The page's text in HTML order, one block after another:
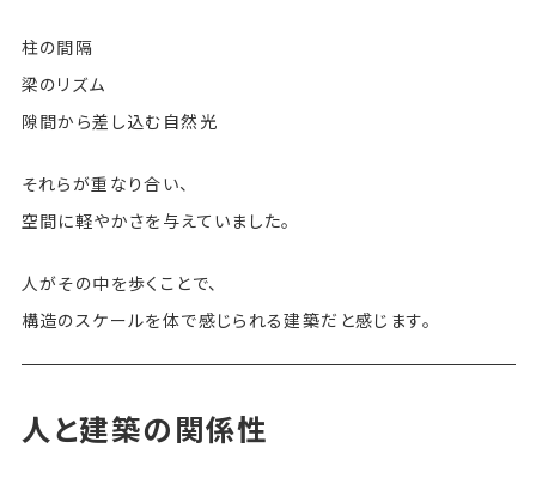
柱の間隔
梁のリズム
隙間から差し込む自然光
それらが重なり合い、
空間に軽やかさを与えていました。
人がその中を歩くことで、
構造のスケールを体で感じられる建築だと感じます。
人と建築の関係性